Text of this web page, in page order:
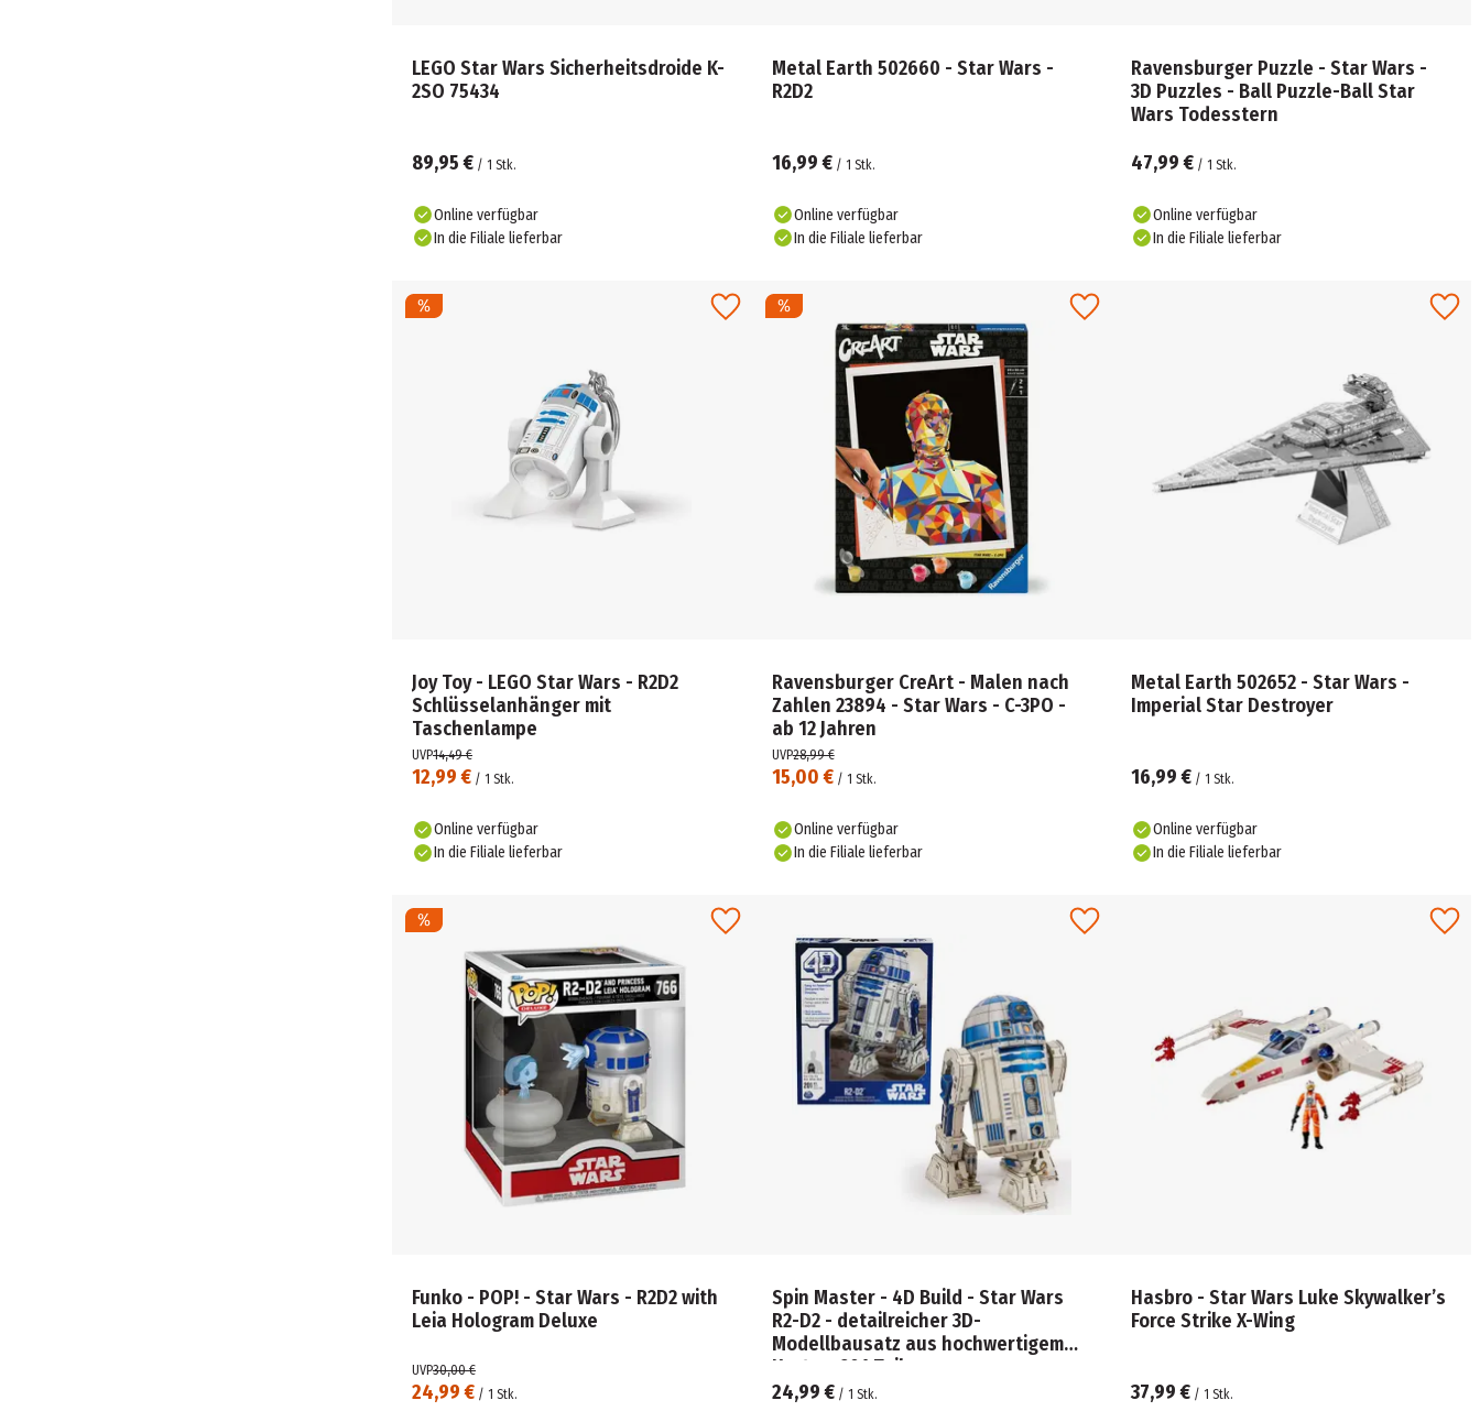
LEGO Star Wars Sicherheitsdroide K-
2SO 75434
89,95 € / 1 Stk.
Online verfügbar
In die Filiale lieferbar
Metal Earth 502660 - Star Wars -
R2D2
16,99 €/ 1 Stk.
Online verfügbar
In die Filiale lieferbar
Ravensburger Puzzle - Star Wars -
3D Puzzles - Ball Puzzle-Ball Star
Wars Todesstern
47,99 € / 1 Stk.
Online verfügbar
In die Filiale lieferbar
Joy Toy - LEGO Star Wars - R2D2
Schlüsselanhänger mit
Taschenlampe
12,99 € / 1 Stk.
UVP14,49 €
Online verfügbar
In die Filiale lieferbar
Ravensburger CreArt - Malen nach
Zahlen 23894 - Star Wars - C-3PO -
ab 12 Jahren
15,00 €/ 1 Stk.
UVP28,99 €
Online verfügbar
In die Filiale lieferbar
Metal Earth 502652 - Star Wars -
Imperial Star Destroyer
16,99 € / 1 Stk.
Online verfügbar
In die Filiale lieferbar
Funko - POP! - Star Wars - R2D2 with
Leia Hologram Deluxe
24,99 € / 1 Stk.
UVP30,00 €
Spin Master - 4D Build - Star Wars
R2-D2 - detailreicher 3D-
Modellbausatz aus hochwertigem
Karton, 201 Teile
24,99 €/ 1 Stk.
Hasbro - Star Wars Luke Skywalker’s
Force Strike X-Wing
37,99 € / 1 Stk.